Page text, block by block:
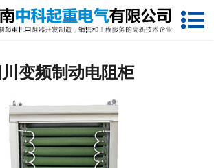
网站首页
四川电抗器
四川电控柜
川变频制动电阻柜